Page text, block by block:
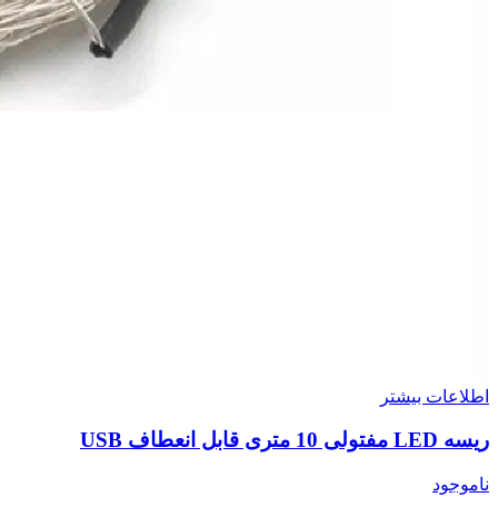
اطلاعات بیشتر
ریسه LED مفتولی 10 متری قابل انعطاف USB
ناموجود